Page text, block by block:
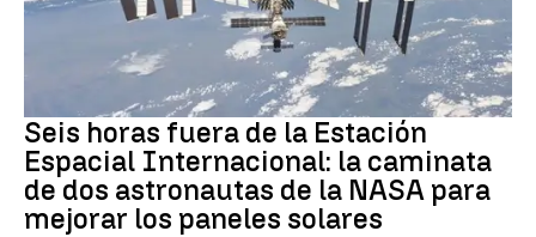
Seis horas fuera de la Estación
Espacial Internacional: la caminata
de dos astronautas de la NASA para
mejorar los paneles solares